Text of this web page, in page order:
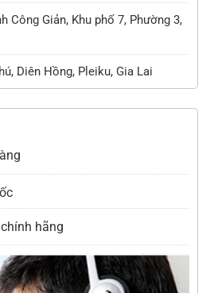
Công Giản, Khu phố 7, Phường 3,
Diên Hồng, Pleiku, Gia Lai
hãng